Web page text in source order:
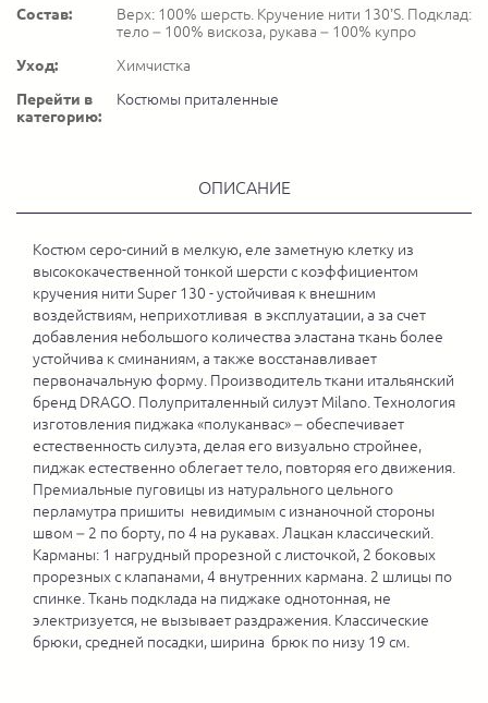
Состав:
Верх: 100% шерсть. Кручение нити 130’S. Подклад:
тело – 100% вискоза, рукава – 100% купро
Уход:
Химчистка
Перейти в
категорию:
Костюмы приталенные
ОПИСАНИЕ
Костюм серо-синий в мелкую, еле заметную клетку из
высококачественной тонкой шерсти с коэффициентом
кручения нити Super 130 - устойчивая к внешним
воздействиям, неприхотливая в эксплуатации, а за счет
добавления небольшого количества эластана ткань более
устойчива к сминаниям, а также восстанавливает
первоначальную форму. Производитель ткани итальянский
бренд DRAGO. Полуприталенный силуэт Milano. Технология
изготовления пиджака «полуканвас» – обеспечивает
естественность силуэта, делая его визуально стройнее,
пиджак естественно облегает тело, повторяя его движения.
Премиальные пуговицы из натурального цельного
перламутра пришиты невидимым с изнаночной стороны
швом – 2 по борту, по 4 на рукавах. Лацкан классический.
Карманы: 1 нагрудный прорезной с листочкой, 2 боковых
прорезных с клапанами, 4 внутренних кармана. 2 шлицы по
спинке. Ткань подклада на пиджаке однотонная, не
электризуется, не вызывает раздражения. Классические
брюки, средней посадки, ширина брюк по низу 19 см.